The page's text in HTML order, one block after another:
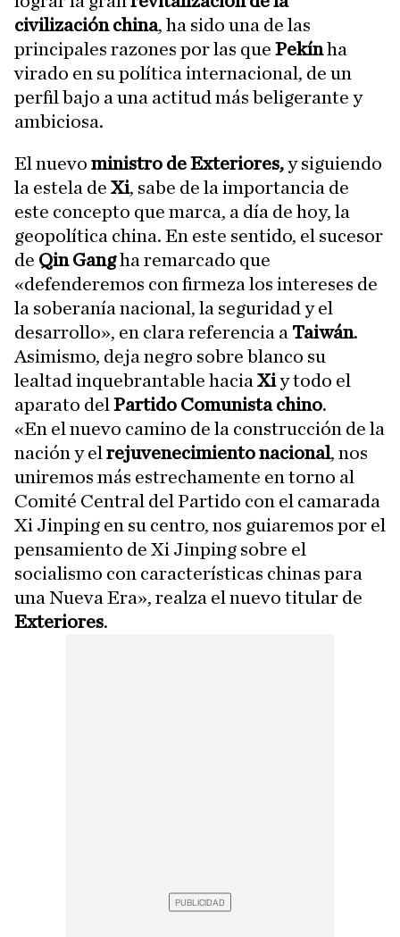
civilización china, ha sido una de las
principales razones por las que Pekínha
virado en su política internacional, de un
perfil bajo a una actitud más beligerante y
ambiciosa.
El nuevo ministro de Exteriores,y siguiendo
la estela de Xi, sabe de la importancia de
este concepto que marca, a día de hoy, la
geopolítica china. En este sentido, el sucesor
de Qin Gangha remarcado que
«defenderemos con firmeza los intereses de
la soberanía nacional, la seguridad y el
desarrollo», en clara referencia a Taiwán.
Asimismo, deja negro sobre blanco su
lealtad inquebrantable hacia Xiy todo el
aparato del Partido Comunista chino.
«En el nuevo camino de la construcción de la
nación y el rejuvenecimiento nacional, nos
uniremos más estrechamente en torno al
Comité Central del Partido con el camarada
Xi Jinping en su centro, nos guiaremos por el
pensamiento de Xi Jinping sobre el
socialismo con características chinas para
una Nueva Era», realza el nuevo titular de
Exteriores.